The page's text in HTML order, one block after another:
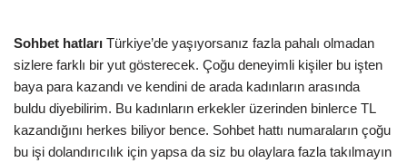
Sohbet hatları Türkiye’de yaşıyorsanız fazla pahalı olmadan
sizlere farklı bir yut gösterecek. Çoğu deneyimli kişiler bu işten
baya para kazandı ve kendini de arada kadınların arasında
buldu diyebilirim. Bu kadınların erkekler üzerinden binlerce TL
kazandığını herkes biliyor bence. Sohbet hattı numaraların çoğu
bu işi dolandırıcılık için yapsa da siz bu olaylara fazla takılmayın